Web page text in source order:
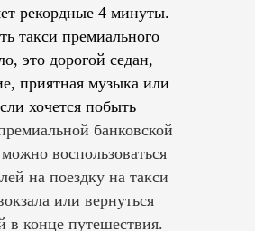
рекордные 4 минуты.
такси премиального
это дорогой седан,
приятная музыка или
хочется побыть
банковской
можно воспользоваться
на поездку на такси
или вернуться
конце путешествия.